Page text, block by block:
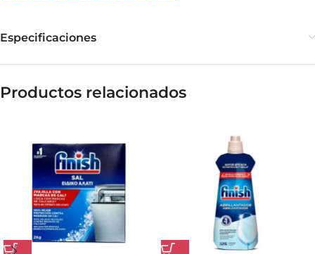
Especificaciones
Productos relacionados